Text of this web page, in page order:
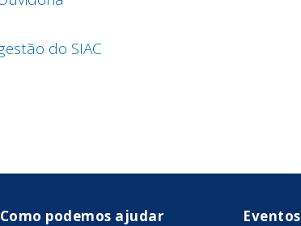
do SIAC
Como podemos ajudar Eventos